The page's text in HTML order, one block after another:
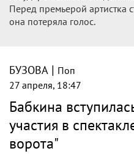
28 апреля, 08:05
«Адреналин прямо
Бузова пошла на
ради выхода на